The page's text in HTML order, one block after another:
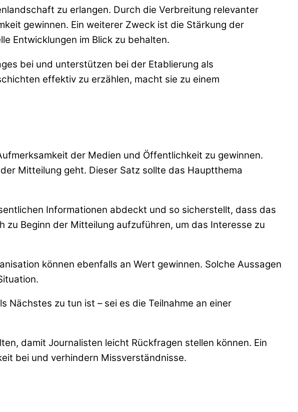
zu erlangen. Durch die Verbreitung relevanter
gewinnen. Ein weiterer Zweck ist die Stärkung der
Entwicklungen im Blick zu behalten.
bei und unterstützen bei der Etablierung als
effektiv zu erzählen, macht sie zu einem
der Medien und Öffentlichkeit zu gewinnen.
Mitteilung geht. Dieser Satz sollte das Hauptthema
Informationen abdeckt und so sicherstellt, dass das
Beginn der Mitteilung aufzuführen, um das Interesse zu
können ebenfalls an Wert gewinnen. Solche Aussagen
zu tun ist – sei es die Teilnahme an einer
damit Journalisten leicht Rückfragen stellen können. Ein
bei und verhindern Missverständnisse.